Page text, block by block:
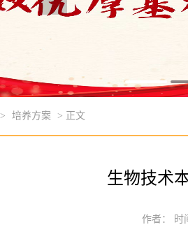
> 培养方案 > 正文
生物技术
作者： 时